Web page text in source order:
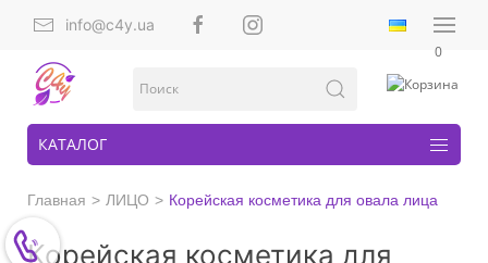
info@c4y.ua
0
КАТАЛОГ
Главная ЛИЦО Корейская косметика для овала лица
Корейская косметика для